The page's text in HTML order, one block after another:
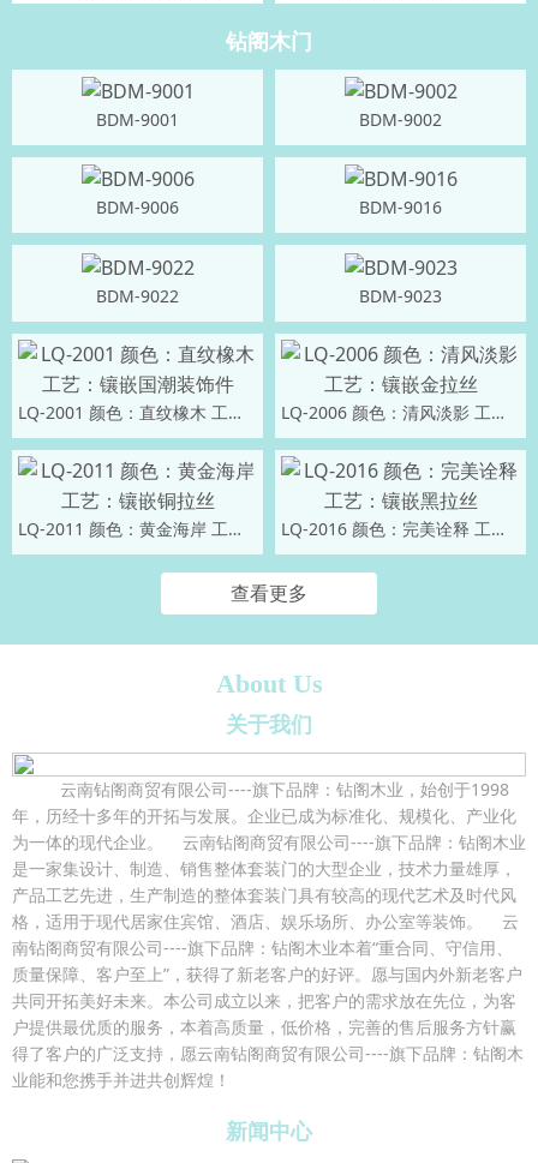
钻阁木门
BDM-9001 BDM-9002
BDM-9006 BDM-9016
BDM-9022 BDM-9023
LQ-2001 颜色：直纹橡木 工艺：镶嵌国潮装饰件 LQ-2006 颜色：清风淡影 工艺：镶嵌金拉丝
LQ-2011 颜色：黄金海岸 工艺：镶嵌铜拉丝 LQ-2016 颜色：完美诠释 工艺：镶嵌黑拉丝
查看更多
About Us
关于我们
云南钻阁商贸有限公司----旗下品牌：钻阁木业，始创于1998
年，历经十多年的开拓与发展。企业已成为标准化、规模化、产业化
为一体的现代企业。 云南钻阁商贸有限公司----旗下品牌：钻阁木业
是一家集设计、制造、销售整体套装门的大型企业，技术力量雄厚，
产品工艺先进，生产制造的整体套装门具有较高的现代艺术及时代风
格，适用于现代居家住宾馆、酒店、娱乐场所、办公室等装饰。 云
南钻阁商贸有限公司----旗下品牌：钻阁木业本着“重合同、守信用、
质量保障、客户至上”，获得了新老客户的好评。愿与国内外新老客户
共同开拓美好未来。本公司成立以来，把客户的需求放在先位，为客
户提供最优质的服务，本着高质量，低价格，完善的售后服务方针赢
得了客户的广泛支持，愿云南钻阁商贸有限公司----旗下品牌：钻阁木
业能和您携手并进共创辉煌！
新闻中心